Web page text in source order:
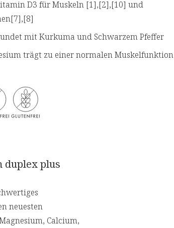
D3 für Muskeln [1],[2],[10] und
mit Kurkuma und Schwarzem Pfeffer
trägt zu einer normalen Muskelfunktion
duplex plus
neuesten
Calcium,